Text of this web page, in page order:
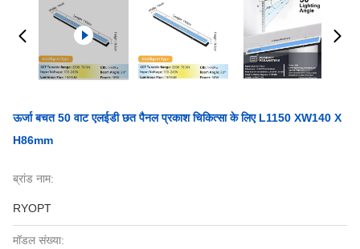
ऊर्जा बचत 50 वाट एलईडी छत पैनल प्रकाश चिकित्सा के लिए L1150 XW140 X
H86mm
ब्रांड नाम:
RYOPT
मॉडल संख्या: